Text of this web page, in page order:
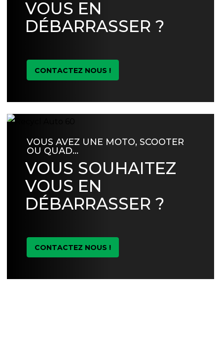
VOUS EN
DÉBARRASSER ?
CONTACTEZ NOUS !
VOUS AVEZ UNE MOTO, SCOOTER
OU QUAD…
VOUS SOUHAITEZ
VOUS EN
DÉBARRASSER ?
CONTACTEZ NOUS !